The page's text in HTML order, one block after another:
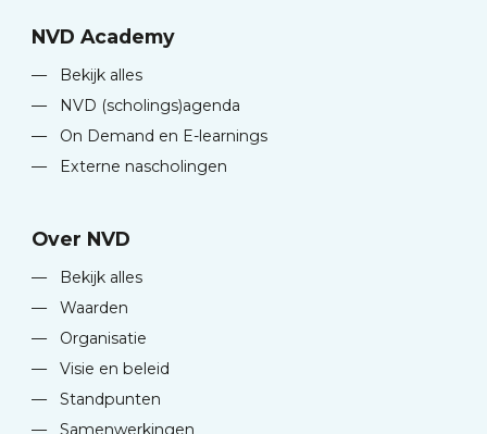
NVD Academy
—
Bekijk alles
—
NVD (scholings)agenda
—
On Demand en E-learnings
—
Externe nascholingen
Over NVD
—
Bekijk alles
—
Waarden
—
Organisatie
—
Visie en beleid
—
Standpunten
—
Samenwerkingen